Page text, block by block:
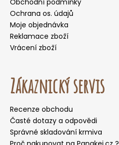
Obchodní podmínky
Ochrana os. údajů
Moje objednávka
Reklamace zboží
Vrácení zboží
Zákaznický servis
Recenze obchodu
Časté dotazy a odpovědi
Správné skladování krmiva